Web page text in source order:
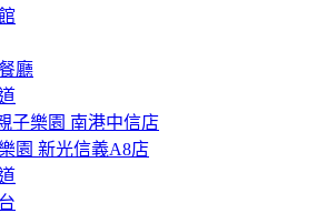
廳
子樂園 南港中信店
園 新光信義A8店